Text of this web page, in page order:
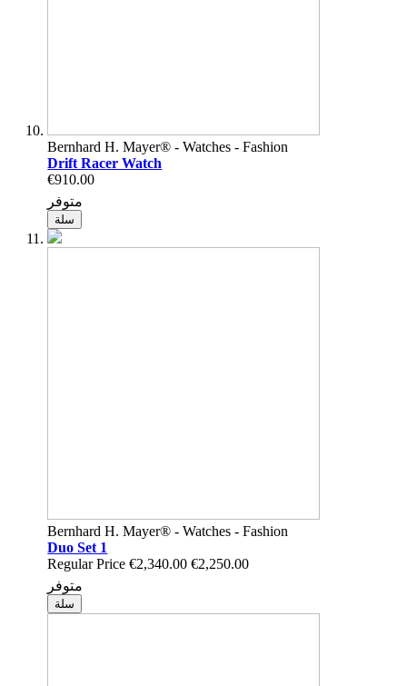
Bernhard H. Mayer® - Watches - Fashion
Drift Racer Watch
€910.00
متوفر
سلة
Bernhard H. Mayer® - Watches - Fashion
Duo Set 1
Regular Price €2,340.00 €2,250.00
متوفر
سلة